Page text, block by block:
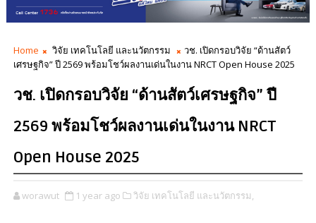
Home วิจัย เทคโนโลยี และนวัตกรรม
วช. เปิดกรอบวิจัย “ด้านสัตว์
เศรษฐกิจ” ปี 2569 พร้อมโชว์ผลงานเด่นในงาน NRCT Open House 2025
วช. เปิดกรอบวิจัย “ด้านสัตว์เศรษฐกิจ” ปี
2569 พร้อมโชว์ผลงานเด่นในงาน NRCT
Open House 2025
worawut 1 year ago วิจัย เทคโนโลยี และนวัตกรรม,